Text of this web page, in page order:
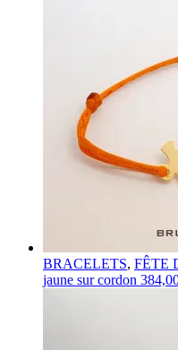
BRACELETS, FÊTE
jaune sur cordon